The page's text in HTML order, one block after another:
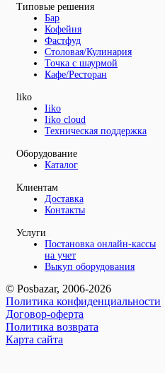
Типовые решения
Бар
Кофейня
Фастфуд
Столовая/Кулинария
Точка с шаурмой
Кафе/Ресторан
liko
Iiko
Iiko cloud
Техническая поддержка
Оборудование
Каталог
Клиентам
Доставка
Контакты
Услуги
Постановка онлайн-кассы
на учет
Выкуп оборудования
© Posbazar, 2006-2026
Политика конфиденциальности
Договор-оферта
Политика возврата
Карта сайта